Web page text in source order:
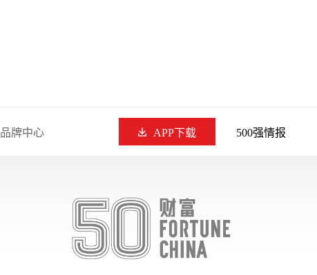
品牌中心 APP下载 500强情报